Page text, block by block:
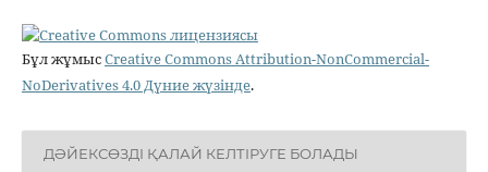
Бұл жұмысCreative Commons Attribution-NonCommercial-
NoDerivatives 4.0 Дүние жүзінде.
ДӘЙЕКСӨЗДІ ҚАЛАЙ КЕЛТІРУГЕ БОЛАДЫ